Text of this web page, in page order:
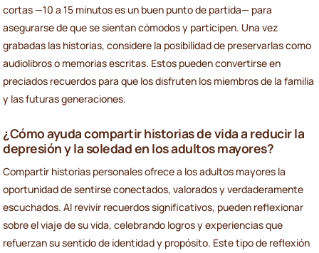
cortas —10 a 15 minutos es un buen punto de partida— para
asegurarse de que se sientan cómodos y participen. Una vez
grabadas las historias, considere la posibilidad de preservarlas como
audiolibros o memorias escritas. Estos pueden convertirse en
preciados recuerdos para que los disfruten los miembros de la familia
y las futuras generaciones.
¿Cómo ayuda compartir historias de vida a reducir la
depresión y la soledad en los adultos mayores?
Compartir historias personales ofrece a los adultos mayores la
oportunidad de sentirse conectados, valorados y verdaderamente
escuchados. Al revivir recuerdos significativos, pueden reflexionar
sobre el viaje de su vida, celebrando logros y experiencias que
refuerzan su sentido de identidad y propósito. Este tipo de reflexión